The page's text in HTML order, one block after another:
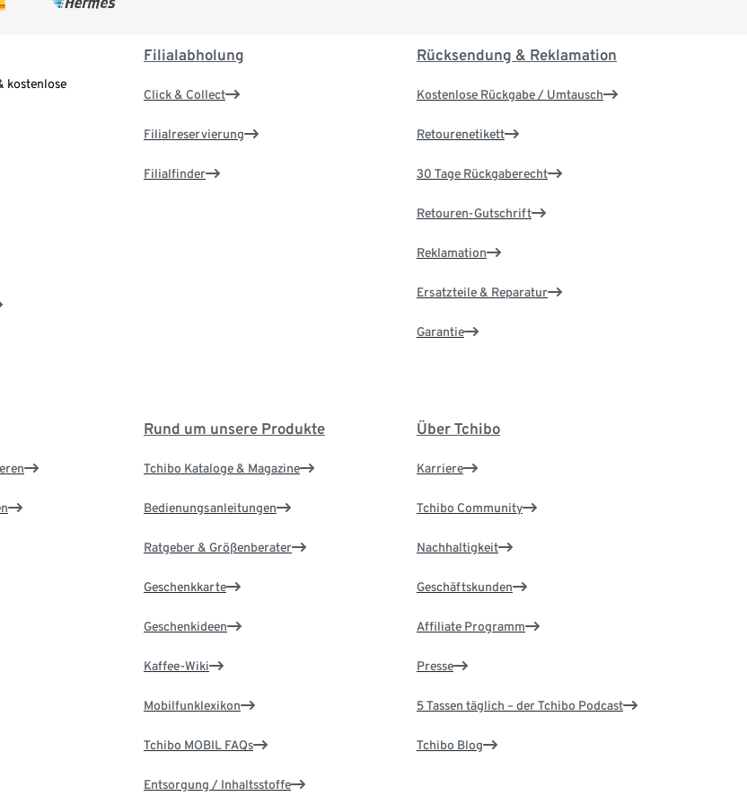
kostenlose
Filialabholung
Click & Collect
Filialreservierung
Filialfinder
Rücksendung & Reklamation
Kostenlose Rückgabe / Umtausch
Retourenetikett
30 Tage Rückgaberecht
Retouren-Gutschrift
Reklamation
Ersatzteile & Reparatur
Garantie
Rund um unsere Produkte
Tchibo Kataloge & Magazine
Bedienungsanleitungen
Ratgeber & Größenberater
Geschenkkarte
Geschenkideen
Kaffee-Wiki
Mobilfunklexikon
Tchibo MOBIL FAQs
Entsorgung / Inhaltsstoffe
Über Tchibo
Karriere
Tchibo Community
Nachhaltigkeit
Geschäftskunden
Affiliate Programm
Presse
5 Tassen täglich – der Tchibo Podcast
Tchibo Blog